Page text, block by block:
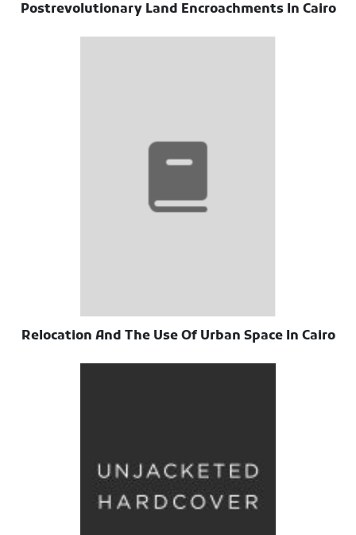
Postrevolutionary Land Encroachments In Cairo
Relocation And The Use Of Urban Space In Cairo